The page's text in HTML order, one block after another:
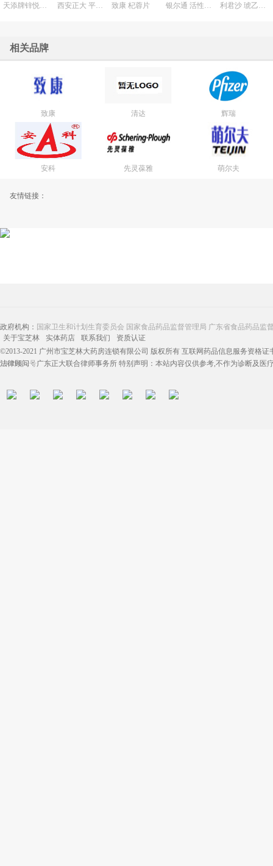
致康 杞蓉片
相关品牌
致康 清达 辉瑞
安科 先灵葆雅 萌尔夫
友情链接：
政府机构： 国家卫生和计划生育委员会 国家食品药品监督管理局 广东省食品药品监
关于宝芝林
实体药店 联系我们
资质认证
©2013-2021 广州市宝芝林大药房连锁有限公司 版权所有 互联网药品信息服务资格证
13019832号
法律顾问：广东正大联合律师事务所 特别声明：本站内容仅供参考,不作为诊断及医